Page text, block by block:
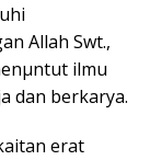
Allah Swt.,
ilmu
dan berkarya.
erat